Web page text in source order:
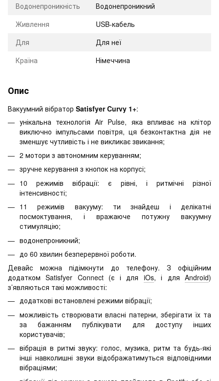
Водонепроникність
Водонепроникний
Живлення
USB-кабель
Для
Для неї
Країна
Німеччина
Опис
Вакуумний вібратор Satisfyer Curvy 1+:
унікальна технологія Air Pulse, яка впливає на клітор
виключно імпульсами повітря, ця безконтактна дія не
зменшує чутливість і не викликає звикання;
2 мотори з автономним керуванням;
зручне керування з кнопок на корпусі;
10 режимів вібрації: є рівні, і ритмічні різної
інтенсивності;
11 режимів вакууму: ти знайдеш і делікатні
посмоктування, і вражаюче потужну вакуумну
стимуляцію;
водонепроникний;
до 60 хвилин безперервної роботи.
Девайс можна підімкнути до телефону. З офіційним
додатком Satisfyer Connect (є і для iOs, і дляAndroid)
з’являються такі можливості:
додаткові встановлені режими вібрації;
можливість створювати власні патерни, зберігати їх та
за бажанням публікувати для доступу інших
користувачів;
вібрація в ритмі звуку: голос, музика, ритм та будь-які
інші навколишні звуки відображатимуться відповідними
вібраціями;